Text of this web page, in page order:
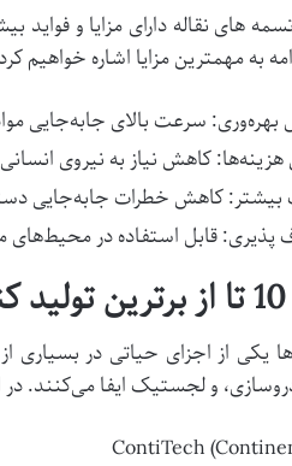
های نقاله دارای مزایا و
به مهمترین مزایا اشاره خواهیم
بهره‌وری: سرعت بالای جابه‌جایی
کاهش نیاز به نیروی
بیشتر: کاهش خطرات جابه‌جایی
پذیری: قابل استفاده در محیط‌های
یکی از اجزای حیاتی در
و لجستیک ایفا می‌کنند. در